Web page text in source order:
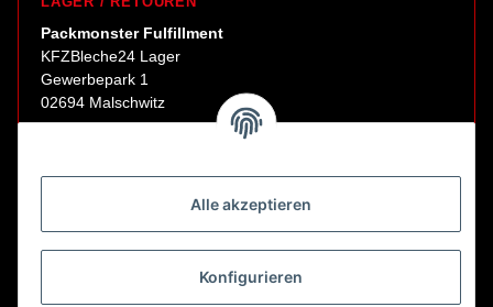
Alle akzeptieren
Konfigurieren
Packmonster Fulfillment
KFZBleche24 Lager
Gewerbepark 1
02694 Malschwitz
Abholungen nur nach Terminvereinbarung.
E-Mail:sales@kfzbleche24.de